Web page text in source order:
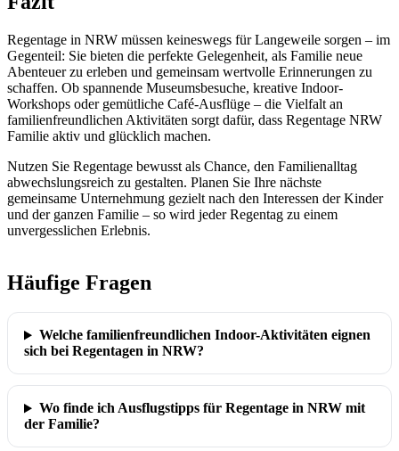
Regentage in NRW müssen keineswegs für Langeweile sorgen – im
Gegenteil: Sie bieten die perfekte Gelegenheit, als Familie neue
Abenteuer zu erleben und gemeinsam wertvolle Erinnerungen zu
schaffen. Ob spannende Museumsbesuche, kreative Indoor-
Workshops oder gemütliche Café-Ausflüge – die Vielfalt an
familienfreundlichen Aktivitäten sorgt dafür, dass Regentage NRW
Familie aktiv und glücklich machen.
Nutzen Sie Regentage bewusst als Chance, den Familienalltag
abwechslungsreich zu gestalten. Planen Sie Ihre nächste
gemeinsame Unternehmung gezielt nach den Interessen der Kinder
und der ganzen Familie – so wird jeder Regentag zu einem
unvergesslichen Erlebnis.
Häufige Fragen
Welche familienfreundlichen Indoor-Aktivitäten eignen
sich bei Regentagen in NRW?
Wo finde ich Ausflugstipps für Regentage in NRW mit
der Familie?